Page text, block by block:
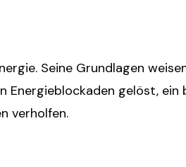
Seine Grundlagen
Energieblockaden gelöst,
verholfen.